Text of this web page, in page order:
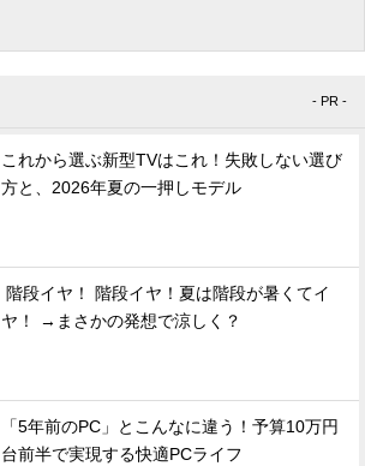
- PR -
これから選ぶ新型TVはこれ！失敗しない選び
方と、2026年夏の一押しモデル
階段イヤ！ 階段イヤ！夏は階段が暑くてイ
ヤ！ →まさかの発想で涼しく？
「5年前のPC」とこんなに違う！予算10万円
台前半で実現する快適PCライフ